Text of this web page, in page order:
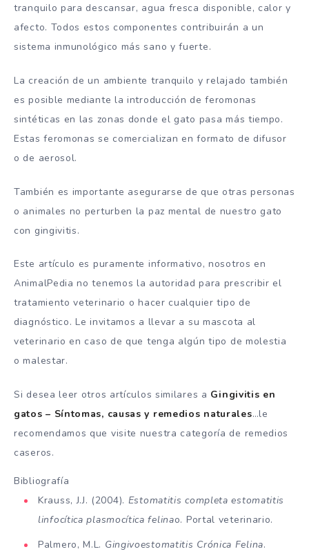
tranquilo para descansar, agua fresca disponible, calor y
afecto. Todos estos componentes contribuirán a un
sistema inmunológico más sano y fuerte.
La creación de un ambiente tranquilo y relajado también
es posible mediante la introducción de feromonas
sintéticas en las zonas donde el gato pasa más tiempo.
Estas feromonas se comercializan en formato de difusor
o de aerosol.
También es importante asegurarse de que otras personas
o animales no perturben la paz mental de nuestro gato
con gingivitis.
Este artículo es puramente informativo, nosotros en
AnimalPedia no tenemos la autoridad para prescribir el
tratamiento veterinario o hacer cualquier tipo de
diagnóstico. Le invitamos a llevar a su mascota al
veterinario en caso de que tenga algún tipo de molestia
o malestar.
Si desea leer otros artículos similares a Gingivitis en
gatos – Síntomas, causas y remedios naturales…le
recomendamos que visite nuestra categoría de remedios
caseros.
Bibliografía
Krauss, J.J. (2004). Estomatitis completa estomatitis
linfocítica plasmocítica felinao. Portal veterinario.
Palmero, M.L. Gingivoestomatitis Crónica Felina.